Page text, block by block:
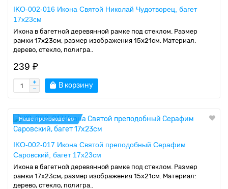
IKO-002-016 Икона Святой Николай Чудотворец, багет
17х23см
Икона в багетной деревянной рамке под стеклом. Размер
рамки 17x23см, размер изображения 15x21см. Материал:
дерево, стекло, полигра..
239 ₽
В корзину
Наше производство
IKO-002-017 Икона Святой преподобный Серафим
Саровский, багет 17х23см
Икона в багетной деревянной рамке под стеклом. Размер
рамки 17x23см, размер изображения 15x21см. Материал:
дерево, стекло, полигра..